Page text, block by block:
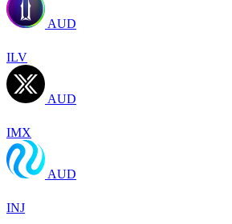
AUD
ILV
AUD
IMX
AUD
INJ